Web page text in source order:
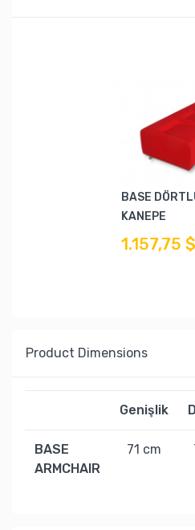
BASE
KANEPE
1.157,75 $
Product Dimensions
Genişlik
BASE
ARMCHAIR
71 cm